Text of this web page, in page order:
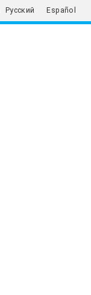
Русский Español